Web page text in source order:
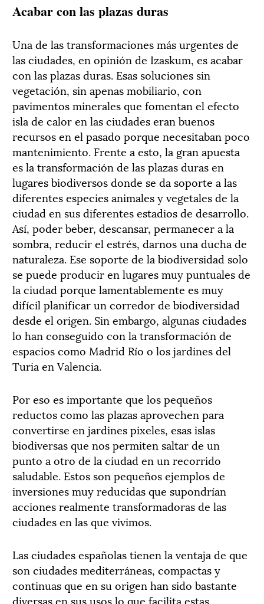
Acabar con las plazas duras
Una de las transformaciones más urgentes de
las ciudades, en opinión de Izaskum, es acabar
con las plazas duras. Esas soluciones sin
vegetación, sin apenas mobiliario, con
pavimentos minerales que fomentan el efecto
isla de calor en las ciudades eran buenos
recursos en el pasado porque necesitaban poco
mantenimiento. Frente a esto, la gran apuesta
es la transformación de las plazas duras en
lugares biodiversos donde se da soporte a las
diferentes especies animales y vegetales de la
ciudad en sus diferentes estadios de desarrollo.
Así, poder beber, descansar, permanecer a la
sombra, reducir el estrés, darnos una ducha de
naturaleza. Ese soporte de la biodiversidad solo
se puede producir en lugares muy puntuales de
la ciudad porque lamentablemente es muy
difícil planificar un corredor de biodiversidad
desde el origen. Sin embargo, algunas ciudades
lo han conseguido con la transformación de
espacios como Madrid Río o los jardines del
Turia en Valencia.
Por eso es importante que los pequeños
reductos como las plazas aprovechen para
convertirse en jardines pixeles, esas islas
biodiversas que nos permiten saltar de un
punto a otro de la ciudad en un recorrido
saludable. Estos son pequeños ejemplos de
inversiones muy reducidas que supondrían
acciones realmente transformadoras de las
ciudades en las que vivimos.
Las ciudades españolas tienen la ventaja de que
son ciudades mediterráneas, compactas y
continuas que en su origen han sido bastante
diversas en sus usos lo que facilita estas